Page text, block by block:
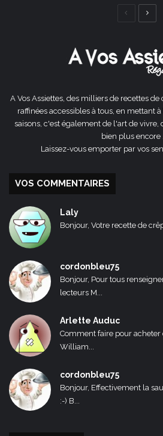
Page
A Vos Assiettes, des milliers de recettes
raffinées accessibles à tous, en mettant
saisons, c'est également de l'art de vivre,
bien plus encore ...
Laissez-vous emporter par vos
VOS COMMENTAIRES
Laly
Bonjour, Votre recette de
cordonbleu75
Bonjour, Pour tous
lecteurs M...
Arlette Auduc
Comment faire pour acheter
William...
cordonbleu75
Bonjour, Effectivement la
:-) B...